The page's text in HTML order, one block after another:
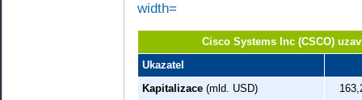
Cisco Systems Inc (CSCO)
Ukazatel
Kapitalizace (mld. USD)